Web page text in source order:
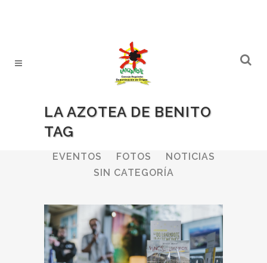
LA AZOTEA DE BENITO
TAG
ALL
EVENTOS
FOTOS
NOTICIAS
SIN CATEGORÍA